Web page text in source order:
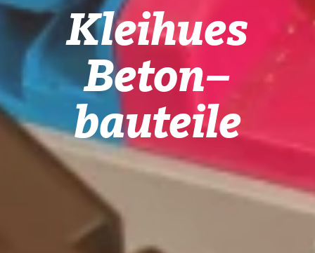
Kleihues
Beton–
bauteile